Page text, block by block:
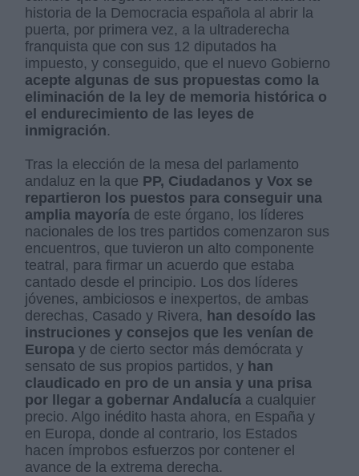
historia de la Democracia española al abrir la
puerta, por primera vez, a la ultraderecha
franquista que con sus 12 diputados ha
impuesto, y conseguido, que el nuevo Gobierno
acepte algunas de sus propuestas como la
eliminación de la ley de memoria histórica o
el endurecimiento de las leyes de
inmigración.
Tras la elección de la mesa del parlamento
andaluz en la que PP, Ciudadanos y Vox se
repartieron los puestos para conseguir una
amplia mayoría de este órgano, los líderes
nacionales de los tres partidos comenzaron sus
encuentros, que tuvieron un alto componente
teatral, para firmar un acuerdo que estaba
cantado desde el principio. Los dos líderes
jóvenes, ambiciosos e inexpertos, de ambas
derechas, Casado y Rivera, han desoído las
instruciones y consejos que les venían de
Europa y de cierto sector más demócrata y
sensato de sus propios partidos, y han
claudicado en pro de un ansia y una prisa
por llegar a gobernar Andalucía a cualquier
precio. Algo inédito hasta ahora, en España y
en Europa, donde al contrario, los Estados
hacen ímprobos esfuerzos por contener el
avance de la extrema derecha.